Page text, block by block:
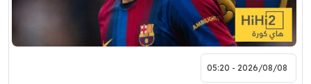
2026/08/08 - 05:20